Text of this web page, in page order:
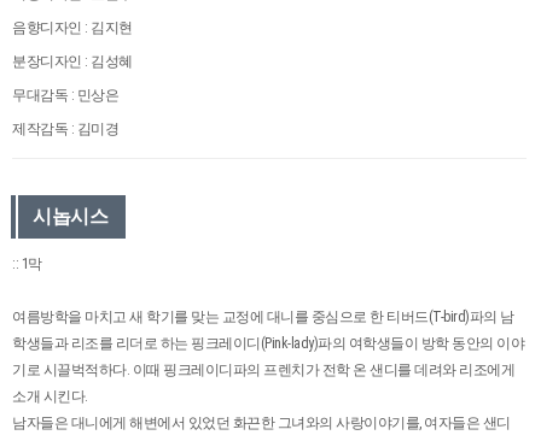
음향디자인 : 김지현
분장디자인 : 김성혜
무대감독 : 민상은
제작감독 : 김미경
시놉시스
:: 1막
여름방학을 마치고 새 학기를 맞는 교정에 대니를 중심으로 한 티버드(T-bird)파의 남
학생들과 리조를 리더로 하는 핑크레이디(Pink-lady)파의 여학생들이 방학 동안의 이야
기로 시끌벅적하다. 이때 핑크레이디파의 프렌치가 전학 온 샌디를 데려와 리조에게
소개 시킨다.
남자들은 대니에게 해변에서 있었던 화끈한 그녀와의 사랑이야기를, 여자들은 샌디